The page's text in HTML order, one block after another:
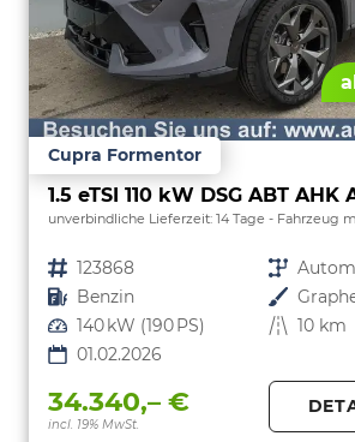
Cupra Formentor
1.5 eTSI 110 kW DSG ABT AHK
unverbindliche Lieferzeit: 14 Tage Fahrzeug
Fahrzeugnr. 123868 Getriebe
Kraftstoff Benzin Außenfarbe
Leistung 140 kW (190 PS) Kilometerstand 10 km
01.02.2026
34.340,– €
incl. 19% MwSt.